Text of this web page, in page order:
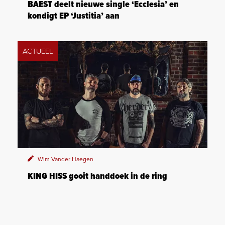
BAEST deelt nieuwe single ‘Ecclesia’ en
kondigt EP ‘Justitia’ aan
ACTUEEL
Wim Vander Haegen
KING HISS gooit handdoek in de ring